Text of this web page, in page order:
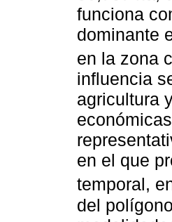
funciona
dominante
en la zona
influencia
agricultura
en el que
temporal,
del